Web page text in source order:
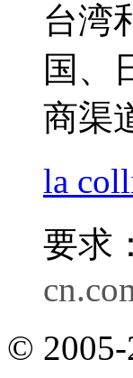
台湾
国、
商渠
la
要求
©